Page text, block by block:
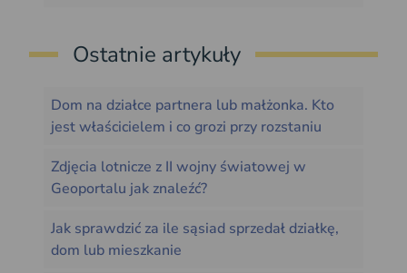
Ostatnie artykuły
Dom na działce partnera lub małżonka. Kto
jest właścicielem i co grozi przy rozstaniu
Zdjęcia lotnicze z II wojny światowej w
Geoportalu jak znaleźć?
Jak sprawdzić za ile sąsiad sprzedał działkę,
dom lub mieszkanie